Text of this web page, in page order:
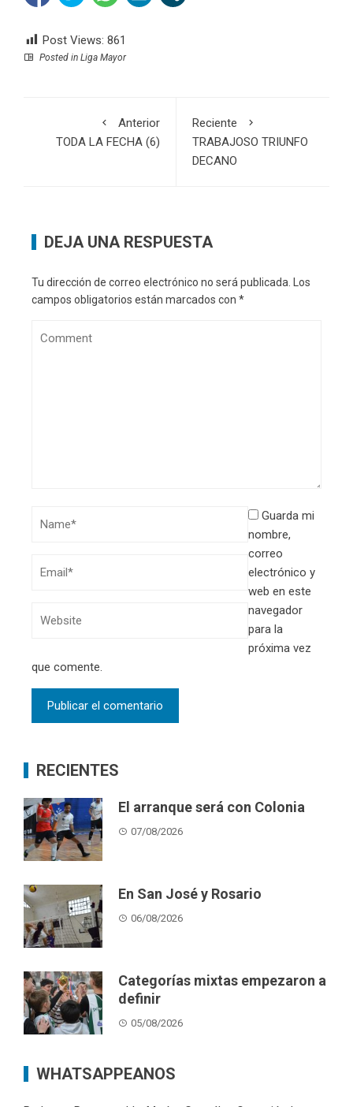
Post Views: 861
Posted in Liga Mayor
Anterior
TODA LA FECHA (6)
Reciente
TRABAJOSO TRIUNFO
DECANO
DEJA UNA RESPUESTA
Tu dirección de correo electrónico no será publicada. Los
campos obligatorios están marcados con *
Guarda mi
nombre,
correo
electrónico y
web en este
navegador
para la
próxima vez
que comente.
RECIENTES
El arranque será con Colonia
07/08/2026
En San José y Rosario
06/08/2026
Categorías mixtas empezaron a
definir
05/08/2026
WHATSAPPEANOS